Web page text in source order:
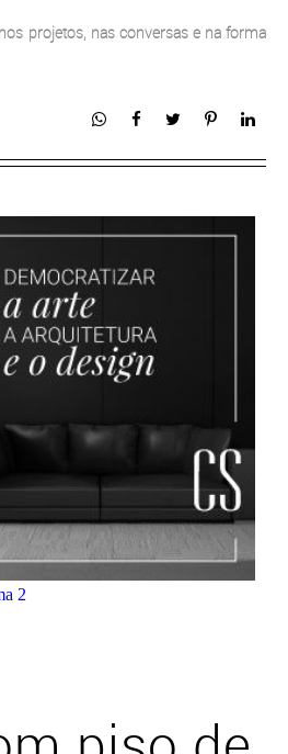
nos projetos, nas conversas e na forma